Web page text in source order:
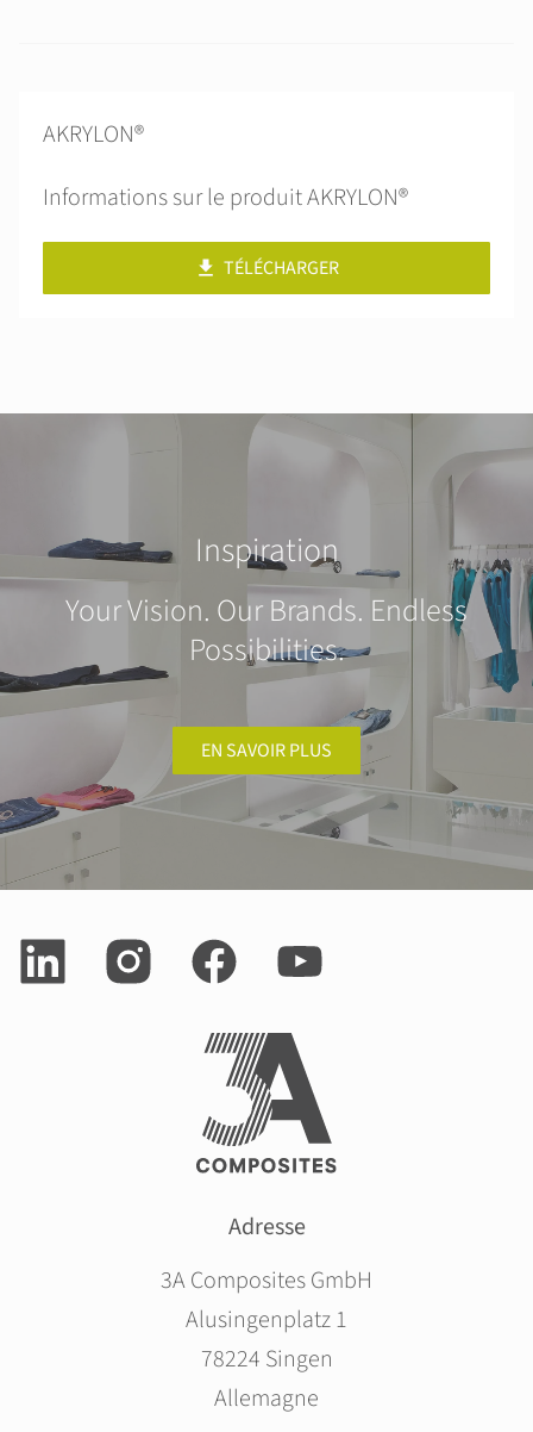
AKRYLON®
Informations sur le produit AKRYLON®
TÉLÉCHARGER
Inspiration
Your Vision. Our Brands. Endless
Possibilities.
EN SAVOIR PLUS
Adresse
3A Composites GmbH
Alusingenplatz 1
78224 Singen
Allemagne